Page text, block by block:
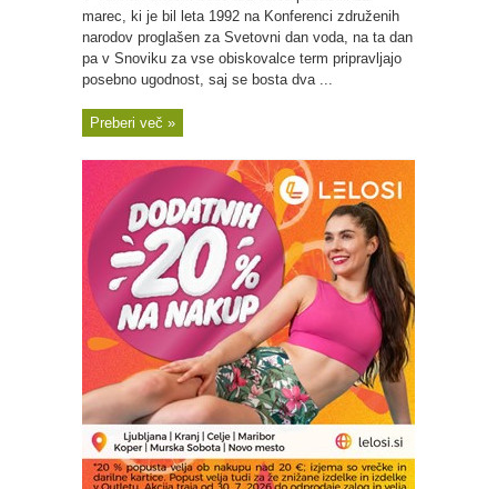
marec, ki je bil leta 1992 na Konferenci združenih
narodov proglašen za Svetovni dan voda, na ta dan
pa v Snoviku za vse obiskovalce term pripravljajo
posebno ugodnost, saj se bosta dva ...
Preberi več »